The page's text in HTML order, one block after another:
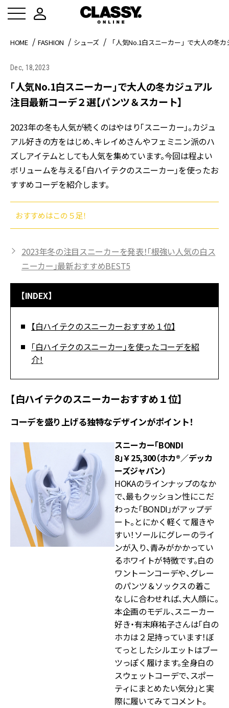
HOME FASHION シューズ 「人気No.1白スニーカー」で大人の冬
Dec, 18,2023
「人気No.1白スニーカー」で大人の冬カジュアル
注目最新コーデ２選【パンツ＆スカート】
2023年の冬も人気が続くのはやはり「スニーカー」。カジュ
アル好きの方をはじめ、キレイめさんやフェミニン派のハ
ズしアイテムとしても人気を集めています。今回は程よい
ボリュームを与える「白ハイテクのスニーカー」を使ったお
すすめコーデを紹介します。
おすすめはこの５足！
2023年冬の注目スニーカーを発表！「根強い人気の白ス
ニーカー」最新おすすめBEST5
【INDEX】
【白ハイテクのスニーカーおすすめ１位】
「白ハイテクのスニーカー」を使ったコーデを紹
介！
【白ハイテクのスニーカーおすすめ１位】
コーデを盛り上げる独特なデザインがポイント！
スニーカー「BONDI
8」￥25,300（ホカ®／デッカ
ーズジャパン）
HOKAのラインナップのなか
で、最もクッション性にこだ
わった「BONDI」がアップデ
ート。とにかく軽くて履きや
すい！ソールにグレーのライ
ンが入り、青みがかかってい
るホワイトが特徴です。白の
ワントーンコーデや、グレー
のパンツ＆ソックスの着こ
なしに合わせれば、大人顔に。
本企画のモデル、スニーカー
好き・有末麻祐子さんは「白の
ホカは２足持っています！ぼ
てっとしたシルエットはブー
ツっぽく履けます。全身白の
スウェットコーデで、スポー
ティにまとめたい気分」と実
際に履いてみてコメント。